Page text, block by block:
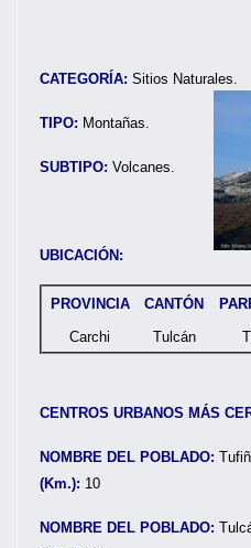
CATEGORÍA: Sitios Naturales.
TIPO: Montañas.
SUBTIPO: Volcanes.
UBICACIÓN:
PROVINCIA CANTÓN
Carchi
Tulcán
CENTROS URBANOS MÁS
NOMBRE DEL POBLADO:
(Km.): 10
NOMBRE DEL POBLADO: